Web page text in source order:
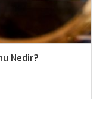
Nedir?